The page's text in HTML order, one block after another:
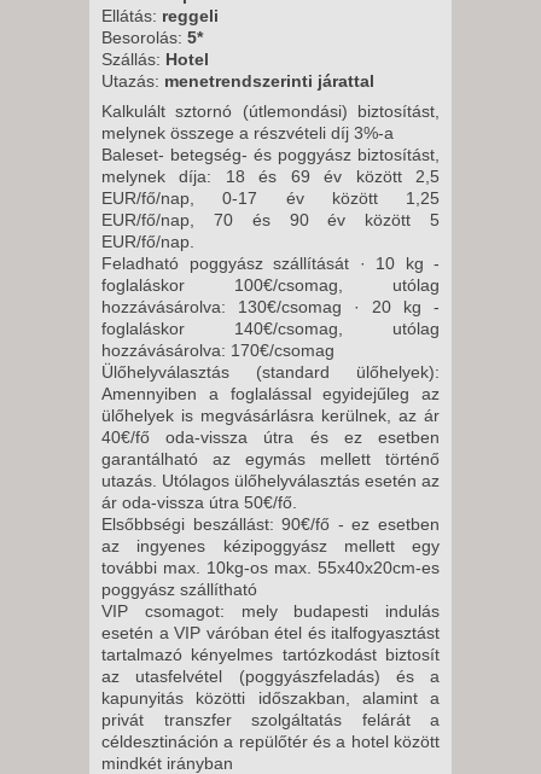
2026. OKTÓBER 09., PÉNTEK -
8 NAP / 7 ÉJSZAKA
2026. OKTÓBER 16., PÉNTEK -
8 NAP / 7 ÉJSZAKA
2026. OKTÓBER 23., PÉNTEK -
8 NAP / 7 ÉJSZAKA
2026. OKTÓBER 26., HÉTFŐ -
8 NAP / 7 ÉJSZAKA
2026. OKTÓBER 27., KEDD -
8 NAP / 7 ÉJSZAKA
2026. OKTÓBER 28., SZERDA -
8 NAP / 7 ÉJSZAKA
2026. OKTÓBER 30., PÉNTEK -
8 NAP / 7 ÉJSZAKA
2026. OKTÓBER 30., PÉNTEK -
11 NAP / 10 ÉJSZAKA
2026. OKTÓBER 31., SZOMBAT
-
8 NAP / 7 ÉJSZAKA
2026. OKTÓBER 31., SZOMBAT
-
11 NAP / 10 ÉJSZAKA
2026. NOVEMBER 02., HÉTFŐ -
Ellátás: reggeli
Besorolás: 5*
Szállás: Hotel
Utazás: menetrendszerinti járattal
Kalkulált sztornó (útlemondási) biztosítást,
melynek összege a részvételi díj 3%-a
Baleset- betegség- és poggyász biztosítást,
melynek díja: 18 és 69 év között 2,5
EUR/fő/nap, 0-17 év között 1,25
EUR/fő/nap, 70 és 90 év között 5
EUR/fő/nap.
Feladható poggyász szállítását · 10 kg -
foglaláskor 100€/csomag, utólag
hozzávásárolva: 130€/csomag · 20 kg -
foglaláskor 140€/csomag, utólag
hozzávásárolva: 170€/csomag
Ülőhelyválasztás (standard ülőhelyek):
Amennyiben a foglalással egyidejűleg az
ülőhelyek is megvásárlásra kerülnek, az ár
40€/fő oda-vissza útra és ez esetben
garantálható az egymás mellett történő
utazás. Utólagos ülőhelyválasztás esetén az
ár oda-vissza útra 50€/fő.
Elsőbbségi beszállást: 90€/fő - ez esetben
az ingyenes kézipoggyász mellett egy
további max. 10kg-os max. 55x40x20cm-es
poggyász szállítható
VIP csomagot: mely budapesti indulás
esetén a VIP váróban étel és italfogyasztást
tartalmazó kényelmes tartózkodást biztosít
az utasfelvétel (poggyászfeladás) és a
kapunyitás közötti időszakban, alamint a
privát transzfer szolgáltatás felárát a
céldesztináción a repülőtér és a hotel között
mindkét irányban